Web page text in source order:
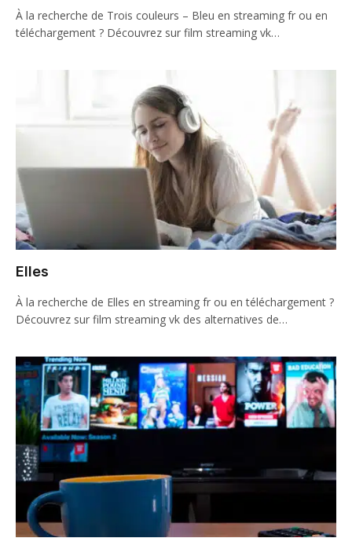
À la recherche de Trois couleurs – Bleu en streaming fr ou en
téléchargement ? Découvrez sur film streaming vk…
Elles
À la recherche de Elles en streaming fr ou en téléchargement ?
Découvrez sur film streaming vk des alternatives de…